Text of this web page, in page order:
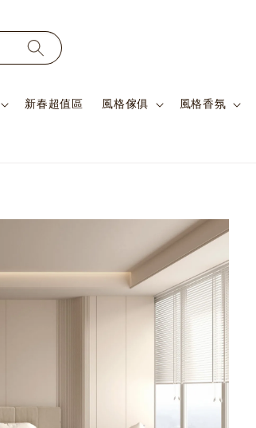
新春超值區 風格傢俱 風格香氛